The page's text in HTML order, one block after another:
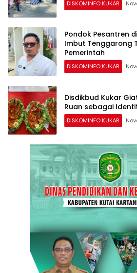
DISKOMINFO KUKAR
Pondok Pesantren
Imbut Tenggarong
Pemerintah
DISKOMINFO KUKAR
Disdikbud Kukar
Ruan sebagai
DISKOMINFO KUKAR